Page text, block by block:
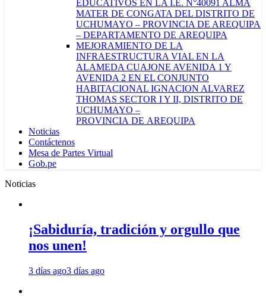
EDUCATIVOS EN LA I.E. N°40091 ALMA
MATER DE CONGATA DEL DISTRITO DE
UCHUMAYO – PROVINCIA DE AREQUIPA
– DEPARTAMENTO DE AREQUIPA
MEJORAMIENTO DE LA
INFRAESTRUCTURA VIAL EN LA
ALAMEDA CUAJONE AVENIDA 1 Y
AVENIDA 2 EN EL CONJUNTO
HABITACIONAL IGNACION ALVAREZ
THOMAS SECTOR I Y II, DISTRITO DE
UCHUMAYO –
PROVINCIA DE AREQUIPA
Noticias
Contáctenos
Mesa de Partes Virtual
Gob.pe
Noticias
¡Sabiduría, tradición y orgullo que
nos unen!
3 días ago3 días ago